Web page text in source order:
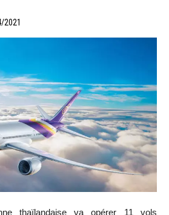
2021
thaïlandaise va opérer 11 vols